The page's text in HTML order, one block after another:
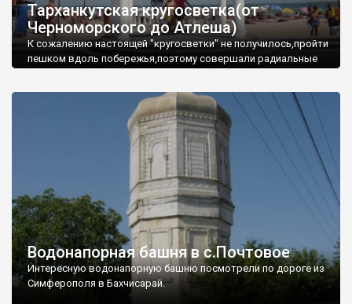
Тарханкутская кругосветка(от
Черноморского до Атлеша)
К сожалению настоящей "кругосветки" не получилось,пройти
пешком вдоль побережья,поэтому совершали радиальные
Водонапорная башня в с.Почтовое
Интересную водонапорную башню посмотрели по дороге из
Симферополя в Бахчисарай.